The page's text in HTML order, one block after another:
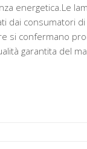
energetica.Le
dai consumatori
si confermano
garantita del